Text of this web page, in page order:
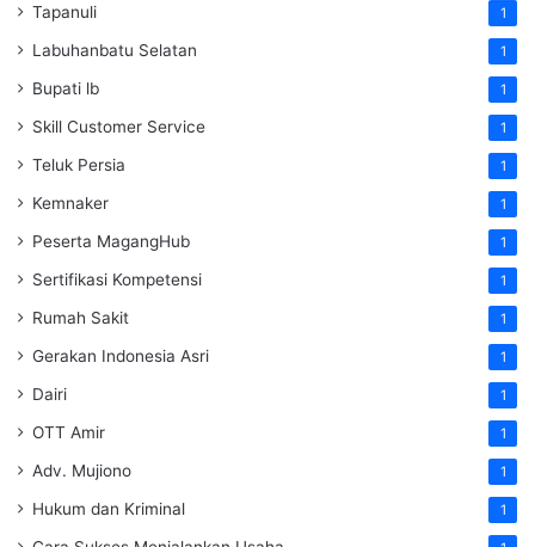
Tapanuli 1
Labuhanbatu Selatan 1
Bupati lb 1
Skill Customer Service 1
Teluk Persia 1
Kemnaker 1
Peserta MagangHub 1
Sertifikasi Kompetensi 1
Rumah Sakit 1
Gerakan Indonesia Asri 1
Dairi 1
OTT Amir 1
Adv. Mujiono 1
Hukum dan Kriminal 1